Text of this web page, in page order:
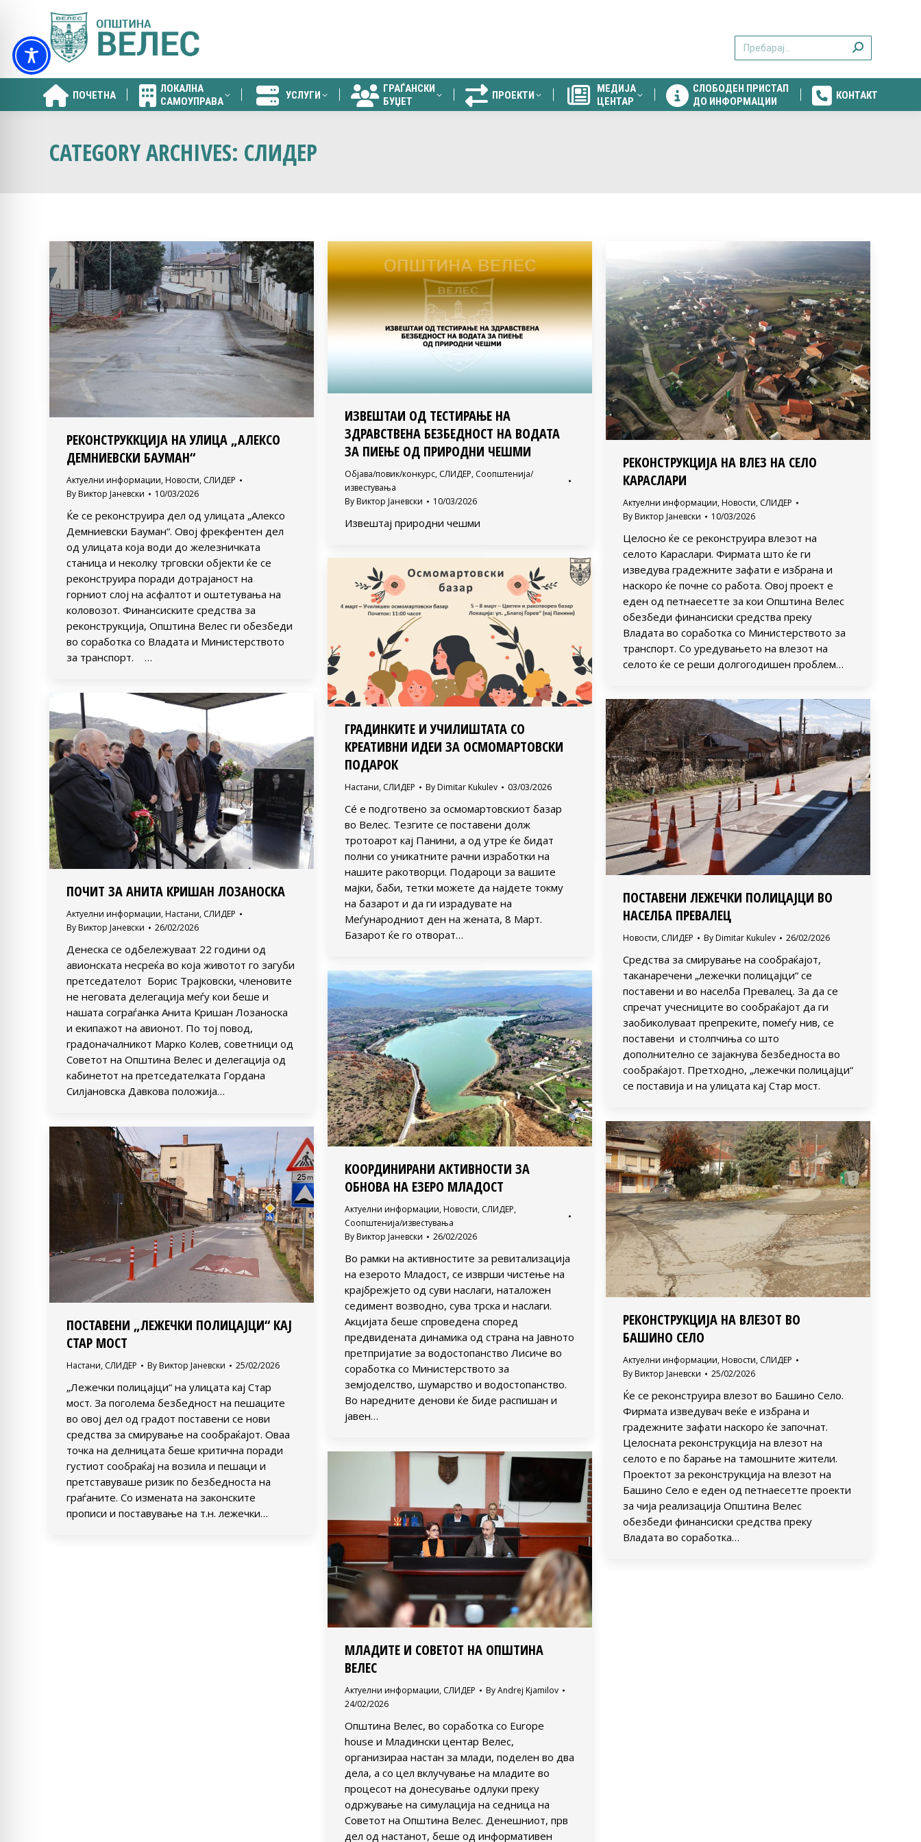
ПОЧЕТНА
ЛОКАЛНА
САМОУПРАВА
УСЛУГИ
ГРАЃАНСКИ
БУЏЕТ
ПРОЕКТИ
МЕДИЈА
ЦЕНТАР
СЛОБОДЕН ПРИСТАП
ДО ИНФОРМАЦИИ
КОНТАКТ
CATEGORY ARCHIVES: СЛИДЕР
РЕКОНСТРУККЦИЈА НА УЛИЦА „АЛЕКСО
ДЕМНИЕВСКИ БАУМАН“
Актуелни информации, Новости, СЛИДЕР
By Виктор Јаневски 10/03/2026
Ќе се реконструира дел од улицата „Алексо
Демниевски Бауман“. Овој фрекфентен дел
од улицата која води до железничката
станица и неколку трговски објекти ќе се
реконструира поради дотрајаност на
горниот слој на асфалтот и оштетувања на
коловозот. Финансиските средства за
реконструкција, Општина Велес ги обезбеди
во соработка со Владата и Министерството
за транспорт. …
ИЗВЕШТАИ ОД ТЕСТИРАЊЕ НА
ЗДРАВСТВЕНА БЕЗБЕДНОСТ НА ВОДАТА
ЗА ПИЕЊЕ ОД ПРИРОДНИ ЧЕШМИ
Објава/повик/конкурс, СЛИДЕР, Соопштенија/
известувања
By Виктор Јаневски 10/03/2026
Извештај природни чешми
РЕКОНСТРУКЦИЈА НА ВЛЕЗ НА СЕЛО
КАРАСЛАРИ
Актуелни информации, Новости, СЛИДЕР
By Виктор Јаневски 10/03/2026
Целосно ќе се реконструира влезот на
селото Караслари. Фирмата што ќе ги
изведува градежните зафати е избрана и
наскоро ќе почне со работа. Овој проект е
еден од петнаесетте за кои Општина Велес
обезбеди финансиски средства преку
Владата во соработка со Министерството за
транспорт. Со уредувањето на влезот на
селото ќе се реши долгогодишен проблем…
ГРАДИНКИТЕ И УЧИЛИШТАТА СО
КРЕАТИВНИ ИДЕИ ЗА ОСМОМАРТОВСКИ
ПОДАРОК
Настани, СЛИДЕР By Dimitar Kukulev 03/03/2026
Сé е подготвено за осмомартовскиот базар
во Велес. Тезгите се поставени долж
тротоарот кај Панини, а од утре ќе бидат
полни со уникатните рачни изработки на
нашите ракотворци. Подароци за вашите
мајки, баби, тетки можете да најдете токму
на базарот и да ги израдувате на
Меѓународниот ден на жената, 8 Март.
Базарот ќе го отворат…
ПОЧИТ ЗА АНИТА КРИШАН ЛОЗАНОСКА
Актуелни информации, Настани, СЛИДЕР
By Виктор Јаневски 26/02/2026
Денеска се одбележуваат 22 години од
авионската несреќа во која животот го загуби
претседателот Борис Трајковски, членовите
не неговата делегација меѓу кои беше и
нашата сограѓанка Анита Кришан Лозаноска
и екипажот на авионот. По тој повод,
градоначалникот Марко Колев, советници од
Советот на Општина Велес и делегација од
кабинетот на претседателката Гордана
Силјановска Давкова положија…
ПОСТАВЕНИ ЛЕЖЕЧКИ ПОЛИЦАЈЦИ ВО
НАСЕЛБА ПРЕВАЛЕЦ
Новости, СЛИДЕР By Dimitar Kukulev 26/02/2026
Средства за смирување на сообраќајот,
таканаречени „лежечки полицајци“ се
поставени и во населба Превалец. За да се
спречат учесниците во сообраќајот да ги
заобиколуваат препреките, помеѓу нив, се
поставени и столпчиња со што
дополнително се зајакнува безбедноста во
сообраќајот. Претходно, „лежечки полицајци“
се поставија и на улицата кај Стар мост.
КООРДИНИРАНИ АКТИВНОСТИ ЗА
ОБНОВА НА ЕЗЕРО МЛАДОСТ
Актуелни информации, Новости, СЛИДЕР,
Соопштенија/известувања
By Виктор Јаневски 26/02/2026
Во рамки на активностите за ревитализација
на езерото Младост, се изврши чистење на
крајбрежјето од суви наслаги, наталожен
седимент возводно, сува трска и наслаги.
Акцијата беше спроведена според
предвидената динамика од страна на Јавното
претпријатие за водостопанство Лисиче во
соработка со Министерството за
земјоделство, шумарство и водостопанство.
Во наредните денови ќе биде распишан и
јавен…
РЕКОНСТРУКЦИЈА НА ВЛЕЗОТ ВО
БАШИНО СЕЛО
Актуелни информации, Новости, СЛИДЕР
By Виктор Јаневски 25/02/2026
Ќе се реконструира влезот во Башино Село.
Фирмата изведувач веќе е избрана и
градежните зафати наскоро ќе започнат.
Целосната реконструкција на влезот на
селото е по барање на тамошните жители.
Проектот за реконструкција на влезот на
Башино Село е еден од петнаесетте проекти
за чија реализација Општина Велес
обезбеди финансиски средства преку
Владата во соработка…
ПОСТАВЕНИ „ЛЕЖЕЧКИ ПОЛИЦАЈЦИ“ КАЈ
СТАР МОСТ
Настани, СЛИДЕР By Виктор Јаневски 25/02/2026
„Лежечки полицајци“ на улицата кај Стар
мост. За поголема безбедност на пешаците
во овој дел од градот поставени се нови
средства за смирување на сообраќајот. Оваа
точка на делницата беше критична поради
густиот сообраќај на возила и пешаци и
претставуваше ризик по безбедноста на
граѓаните. Со измената на законските
прописи и поставување на т.н. лежечки…
МЛАДИТЕ И СОВЕТОТ НА ОПШТИНА
ВЕЛЕС
Актуелни информации, СЛИДЕР ByAndrej Kjamilov
24/02/2026
Општина Велес, во соработка со Europe
house и Младински центар Велес,
организираа настан за млади, поделен во два
дела, а со цел вклучување на младите во
процесот на донесување одлуки преку
одржување на симулација на седница на
Советот на Општина Велес. Денешниот, прв
дел од настанот, беше од информативен
ПОЧЕТНА